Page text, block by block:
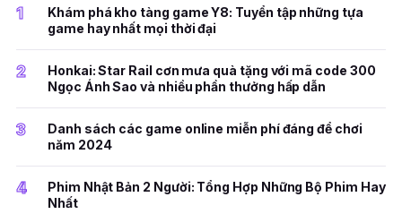
1
Khám phá kho tàng game Y8: Tuyển tập những tựa
game hay nhất mọi thời đại
2
Honkai: Star Rail cơn mưa quà tặng với mã code 300
Ngọc Ánh Sao và nhiều phần thưởng hấp dẫn
3
Danh sách các game online miễn phí đáng để chơi
năm 2024
4
Phim Nhật Bản 2 Người: Tổng Hợp Những Bộ Phim Hay
Nhất